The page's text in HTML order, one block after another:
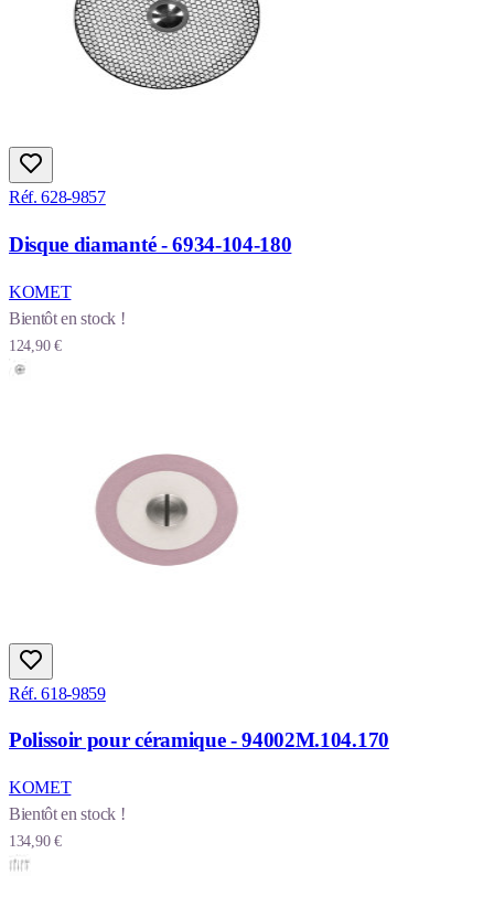
Réf. 628-9857
Disque diamanté - 6934-104-180
KOMET
Bientôt en stock !
124,90 €
Réf. 618-9859
Polissoir pour céramique - 94002M.104.170
KOMET
Bientôt en stock !
134,90 €